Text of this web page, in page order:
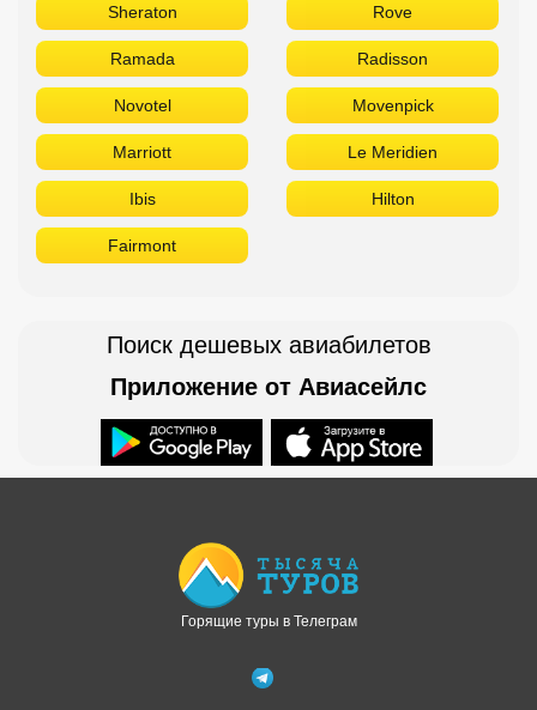
Sheraton Rove
Ramada Radisson
Novotel Movenpick
Marriott Le Meridien
Ibis Hilton
Fairmont
Поиск дешевых авиабилетов
Приложение от Авиасейлс
Горящие туры в Телеграм